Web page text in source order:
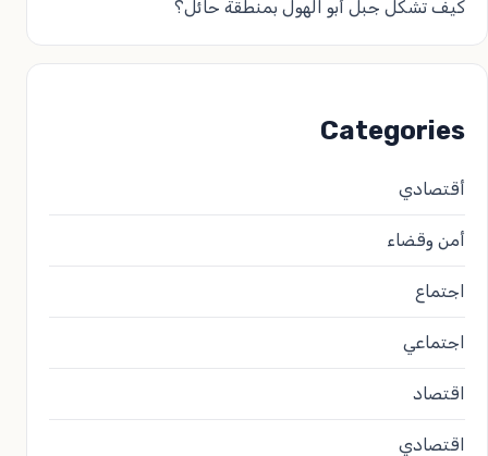
كيف تشكّل جبل أبو الهول بمنطقة حائل؟
Categories
أقتصادي
أمن وقضاء
اجتماع
اجتماعي
اقتصاد
اقتصادي